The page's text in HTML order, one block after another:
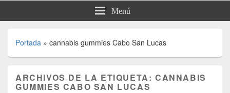
Menú
Portada » cannabis gummies Cabo San Lucas
ARCHIVOS DE LA ETIQUETA:CANNABIS
GUMMIES CABO SAN LUCAS